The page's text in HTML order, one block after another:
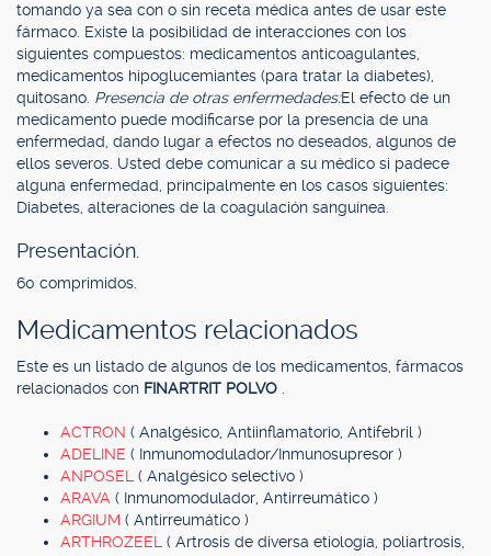
tomando ya sea con o sin receta médica antes de usar este
fármaco. Existe la posibilidad de interacciones con los
siguientes compuestos: medicamentos anticoagulantes,
medicamentos hipoglucemiantes (para tratar la diabetes),
quitosano. Presencia de otras enfermedades:El efecto de un
medicamento puede modificarse por la presencia de una
enfermedad, dando lugar a efectos no deseados, algunos de
ellos severos. Usted debe comunicar a su médico si padece
alguna enfermedad, principalmente en los casos siguientes:
Diabetes, alteraciones de la coagulación sanguínea.
Presentación.
60 comprimidos.
Medicamentos relacionados
Este es un listado de algunos de los medicamentos, fármacos
relacionados con FINARTRIT POLVO
ACTRON ( Analgésico, Antiinflamatorio, Antifebril )
ADELINE ( Inmunomodulador/Inmunosupresor )
ANPOSEL ( Analgésico selectivo )
ARAVA ( Inmunomodulador, Antirreumático )
ARGIUM ( Antirreumático )
ARTHROZEEL ( Artrosis de diversa etiología, poliartrosis,